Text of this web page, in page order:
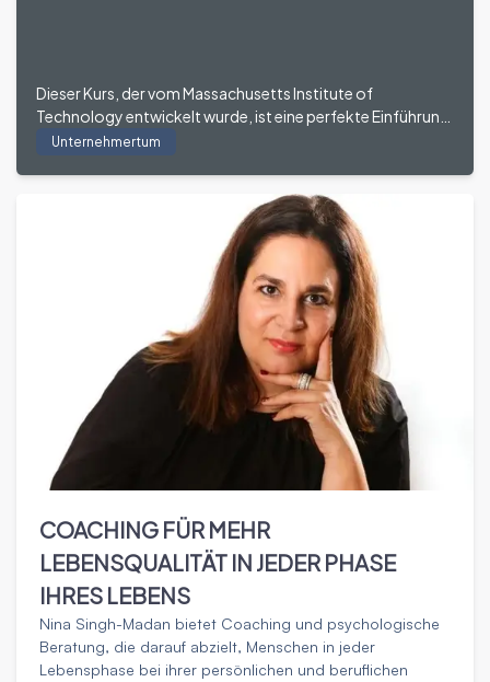
Dieser Kurs, der vom Massachusetts Institute of
Technology entwickelt wurde, ist eine perfekte Einführung
für angehende Unternehmer.
Unternehmertum
COACHING FÜR MEHR
LEBENSQUALITÄT IN JEDER PHASE
IHRES LEBENS
Nina Singh-Madan bietet Coaching und psychologische
Beratung, die darauf abzielt, Menschen in jeder
Lebensphase bei ihrer persönlichen und beruflichen